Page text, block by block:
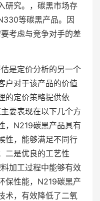
研究。，碳黑市场存
等碳黑产品。因
考虑与竞争对手的差
是定价分析的另一个
户对于该产品的价值
的定价策略提供依
要表现在以下几个方
，N219碳黑产品具有
性，能够满足不同行
二是优良的工艺性
加工过程中能够有效
保性能，N219碳黑产
术，有效降低了二氧